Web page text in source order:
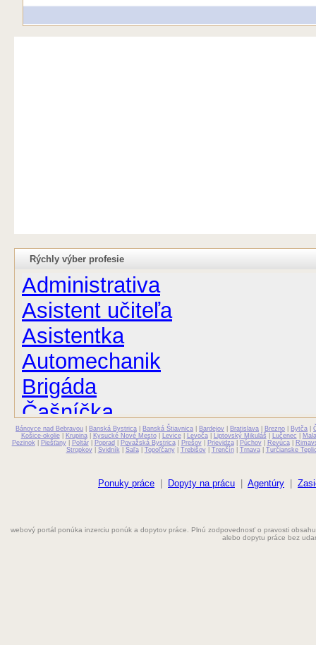
Rýchly výber profesie
Administrativa
Asistent učiteľa
Asistentka
Automechanik
Brigáda
Čašníčka
Čašník
Farmaceut
Grafik
Bánovce nad Bebravou Banská Bystrica Banská Štiavnica Bardejov Bratislava Brezno Bytča |
Košice-okolie| Krupina| Kysucké Nové Mesto| Levice| Levoča| Liptovský Mikuláš Lučenec
Pezinok
Piešťany| Poltár| Poprad Považská Bystrica| Prešov| Prievidza| Púchov| Revúca|
Stropkov| Svidník Šaľa| Topoľčany| Trebišov| Trenčín| Trnava| Turčianske
Ponuky práce Dopyty na prácu Agentúry
webový portál ponúka inzerciu ponúk a dopytov práce. Plnú zodpovednosť o pravosti
alebo dopytu práce bez